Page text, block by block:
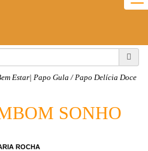
Estar| Papo Gula /Papo Delícia Doce
SONHO
ROCHA